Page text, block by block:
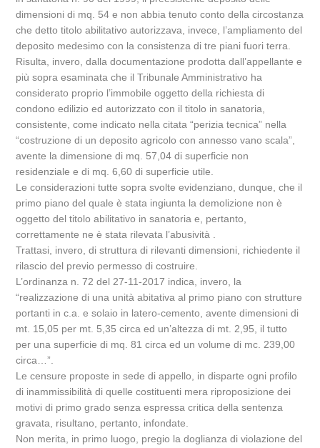
dimensioni di mq. 54 e non abbia tenuto conto della circostanza
che detto titolo abilitativo autorizzava, invece, l’ampliamento del
deposito medesimo con la consistenza di tre piani fuori terra.
Risulta, invero, dalla documentazione prodotta dall’appellante e
più sopra esaminata che il Tribunale Amministrativo ha
considerato proprio l’immobile oggetto della richiesta di
condono edilizio ed autorizzato con il titolo in sanatoria,
consistente, come indicato nella citata “perizia tecnica” nella
“costruzione di un deposito agricolo con annesso vano scala”,
avente la dimensione di mq. 57,04 di superficie non
residenziale e di mq. 6,60 di superficie utile.
Le considerazioni tutte sopra svolte evidenziano, dunque, che il
primo piano del quale è stata ingiunta la demolizione non è
oggetto del titolo abilitativo in sanatoria e, pertanto,
correttamente ne è stata rilevata l’abusività .
Trattasi, invero, di struttura di rilevanti dimensioni, richiedente il
rilascio del previo permesso di costruire.
L’ordinanza n. 72 del 27-11-2017 indica, invero, la
“realizzazione di una unità abitativa al primo piano con strutture
portanti in c.a. e solaio in latero-cemento, avente dimensioni di
mt. 15,05 per mt. 5,35 circa ed un’altezza di mt. 2,95, il tutto
per una superficie di mq. 81 circa ed un volume di mc. 239,00
circa…”.
Le censure proposte in sede di appello, in disparte ogni profilo
di inammissibilità di quelle costituenti mera riproposizione dei
motivi di primo grado senza espressa critica della sentenza
gravata, risultano, pertanto, infondate.
Non merita, in primo luogo, pregio la doglianza di violazione del